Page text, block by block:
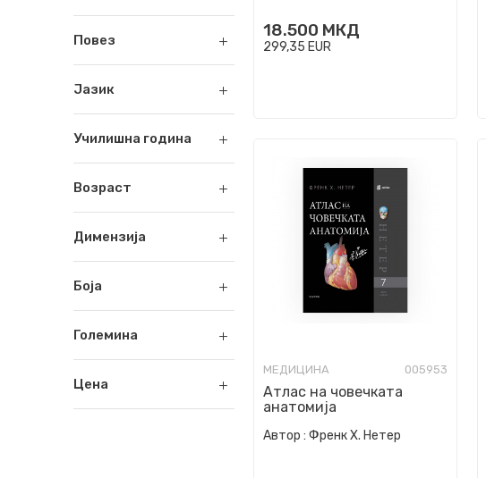
Повез
Јазик
Училишна година
Возраст
Димензија
Боја
Големина
Цена
18.500 МКД
299,35 EUR
МЕДИЦИНА 005953
Атлас на човечката
анатомија
Автор : Френк Х. Нетер